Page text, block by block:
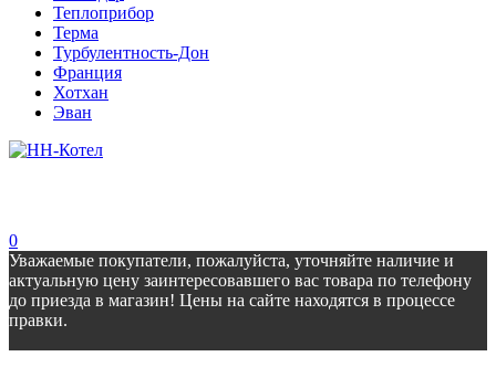
Теплоприбор
Терма
Турбулентность-Дон
Франция
Хотхан
Эван
0
Уважаемые покупатели, пожалуйста, уточняйте наличие и
актуальную цену заинтересовавшего вас товара по телефону
до приезда в магазин! Цены на сайте находятся в процессе
правки.